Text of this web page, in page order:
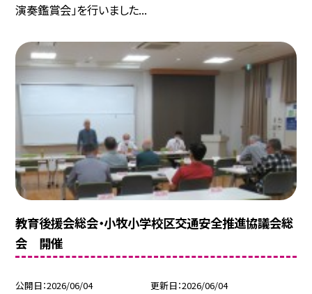
演奏鑑賞会」を行いました...
教育後援会総会・小牧小学校区交通安全推進協議会総
会 開催
公開日 2026/06/04 更新日 2026/06/04